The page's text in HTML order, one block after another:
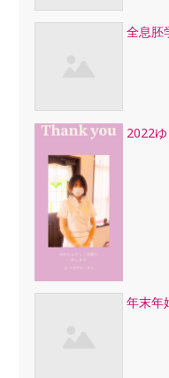
全息胚
2022
年末年